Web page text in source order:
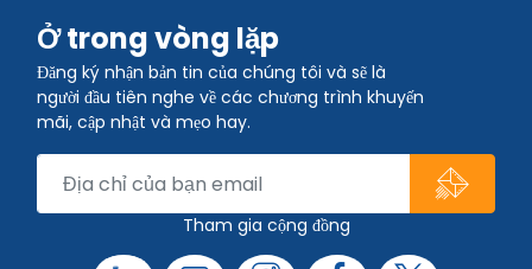
Ở trong vòng lặp
Đăng ký nhận bản tin của chúng tôi và sẽ là
người đầu tiên nghe về các chương trình khuyến
mãi, cập nhật và mẹo hay.
Tham gia cộng đồng